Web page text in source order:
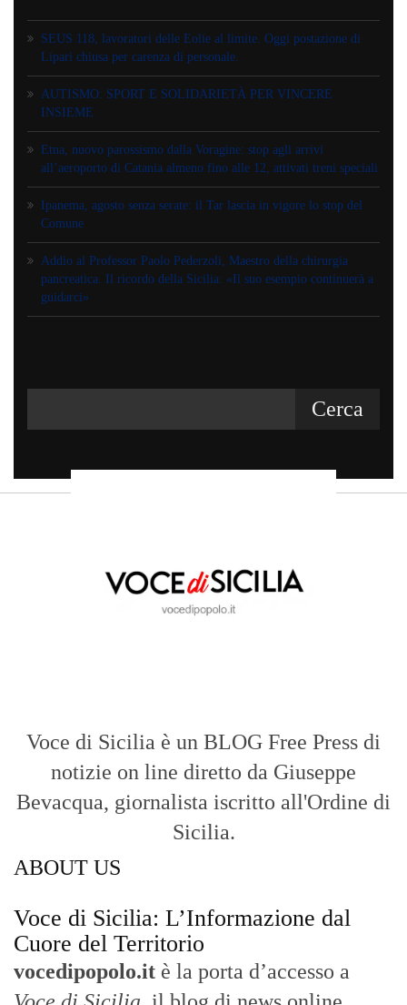
SEUS 118, lavoratori delle Eolie al limite. Oggi postazione di
Lipari chiusa per carenza di personale.
AUTISMO: SPORT E SOLIDARIETÀ PER VINCERE
INSIEME
Etna, nuovo parossismo dalla Voragine: stop agli arrivi
all’aeroporto di Catania almeno fino alle 12, attivati treni speciali
Ipanema, agosto senza serate: il Tar lascia in vigore lo stop del
Comune
Addio al Professor Paolo Pederzoli, Maestro della chirurgia
pancreatica. Il ricordo della Sicilia: «Il suo esempio continuerà a
guidarci»
Voce di Sicilia è un BLOG Free Press di
notizie on line diretto da Giuseppe
Bevacqua, giornalista iscritto all'Ordine di
Sicilia.
ABOUT US
Voce di Sicilia: L’Informazione dal
Cuore del Territorio
vocedipopolo.it è la porta d’accesso a